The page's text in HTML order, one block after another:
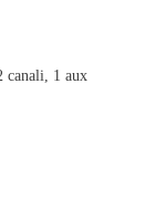
canali, 1 aux